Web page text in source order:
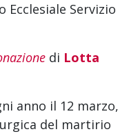
Ecclesiale Servizio
di Lotta
anno il 12 marzo,
del martirio